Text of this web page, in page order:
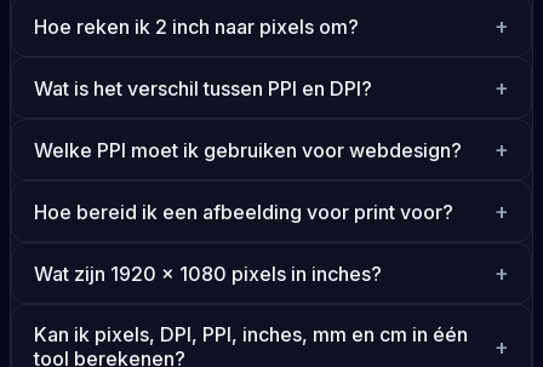
Hoe reken ik 2 inch naar pixels om?
Wat is het verschil tussen PPI en DPI?
Welke PPI moet ik gebruiken voor webdesign?
Hoe bereid ik een afbeelding voor print voor?
Wat zijn 1920 × 1080 pixels in inches?
Kan ik pixels, DPI, PPI, inches, mm en cm in één
tool berekenen?